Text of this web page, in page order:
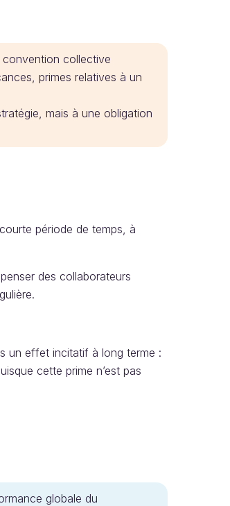
convention collective
primes relatives à un
mais à une obligation
période de temps, à
des collaborateurs
un effet incitatif à long terme :
cette prime n’est pas
globale du